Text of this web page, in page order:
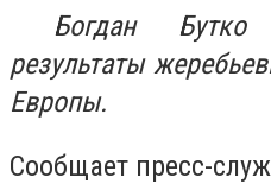
Богдан Бутко
результаты
Европы.
Сообщает пресс-